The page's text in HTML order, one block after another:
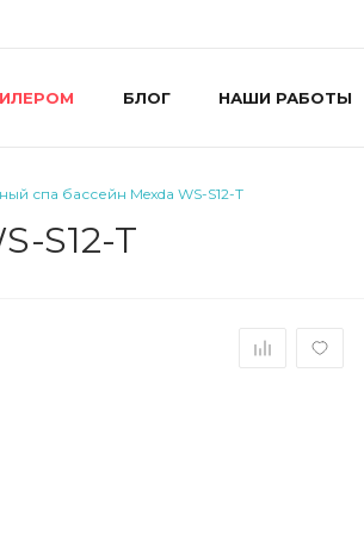
БЛОГ НАШИ РАБОТЫ
спа бассейн Mexda WS-S12-T
S12-T